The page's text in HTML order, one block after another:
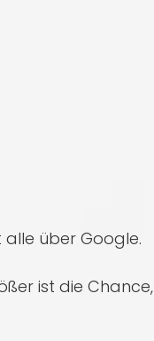
über Google.
ist die Chance,